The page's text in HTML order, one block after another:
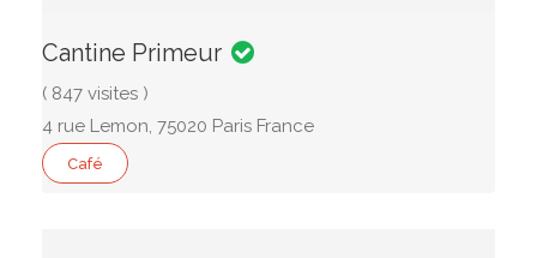
Cantine Primeur
( 847 visites )
4 rue Lemon, 75020 Paris France
Café